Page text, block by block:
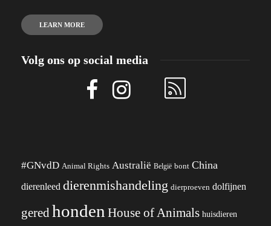
LEARN MORE
Volg ons op social media
#GNvdD Animal Rights Australië België bont China
dierenleed dierenmishandeling dierproeven dolfijnen
gered honden House of Animals huisdieren